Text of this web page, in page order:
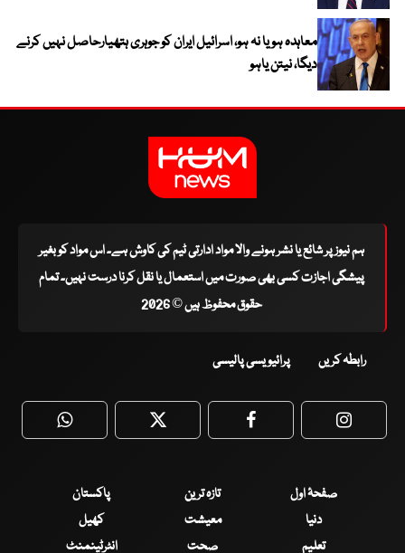
معاہدہ ہو یا نہ ہو، اسرائیل ایران کو جوہری ہتھیارحاصل نہیں کرنے
دیگا، نیتن یاہو
ہم نیوز پر شائع یا نشر ہونے والا مواد ادارتی ٹیم کی کاوش ہے۔ اس مواد کو بغیر
پیشگی اجازت کسی بھی صورت میں استعمال یا نقل کرنا درست نہیں۔ تمام
حقوق محفوظ ہیں © 2026
رابطہ کریں پرائیویسی پالیسی
WhatsApp Twitter Facebook
صفحۂ اول تازہ ترین
پاکستان
دنیا
معیشت
کھیل
تعلیم
صحت انٹرٹینمنٹ